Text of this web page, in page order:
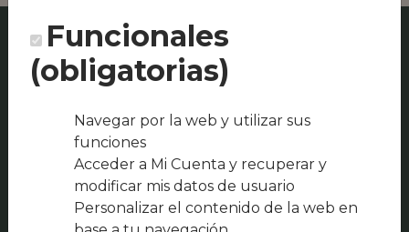
Funcionales
(obligatorias)
Navegar por la web y utilizar sus
funciones
Acceder a Mi Cuenta y recuperar y
modificar mis datos de usuario
Personalizar el contenido de la web en